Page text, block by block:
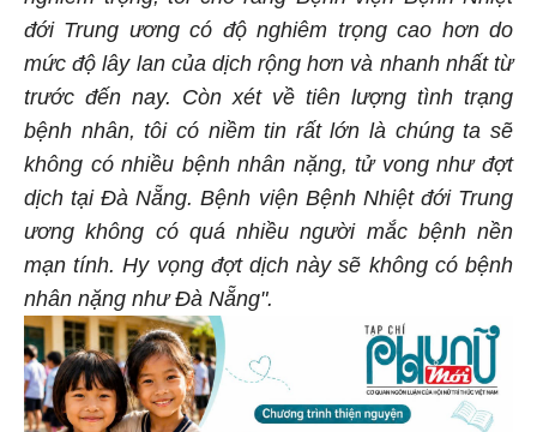
đới Trung ương có độ nghiêm trọng cao hơn do
mức độ lây lan của dịch rộng hơn và nhanh nhất từ
trước đến nay. Còn xét về tiên lượng tình trạng
bệnh nhân, tôi có niềm tin rất lớn là chúng ta sẽ
không có nhiều bệnh nhân nặng, tử vong như đợt
dịch tại Đà Nẵng. Bệnh viện Bệnh Nhiệt đới Trung
ương không có quá nhiều người mắc bệnh nền
mạn tính. Hy vọng đợt dịch này sẽ không có bệnh
nhân nặng như Đà Nẵng".